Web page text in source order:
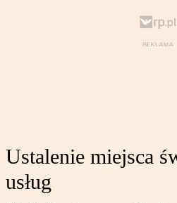
Ustalenie miejsca
usług